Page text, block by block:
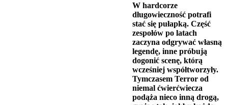
W hardcorze
długowieczność potrafi
stać się pułapką. Część
zespołów po latach
zaczyna odgrywać własną
legendę, inne próbują
dogonić scenę, którą
wcześniej współtworzyły.
Tymczasem Terror od
niemal ćwierćwiecza
podąża nieco inną drogą,